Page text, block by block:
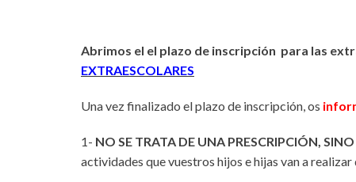
Abrimos el el plazo de inscripción para las
EXTRAESCOLARES
Una vez finalizado el plazo de inscripción, os
1- NO SE TRATA DE UNA PRESCRIPCIÓN,
actividades que vuestros hijos e hijas van a realizar